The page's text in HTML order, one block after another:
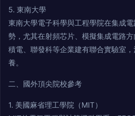
5. 東南大學
東南大學電子科學與工程學院在集成
勢，尤其在射頻芯片、模擬集成電路
積電、聯發科等企業建有聯合實驗室
養。
二、國外頂尖院校參考
1. 美國麻省理工學院（MIT）